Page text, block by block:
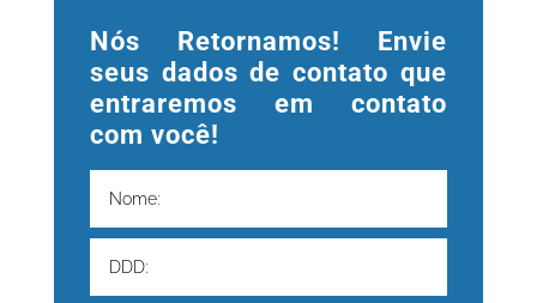
Nós Retornamos! Envie
seus dados de contato que
entraremos em contato
com você!